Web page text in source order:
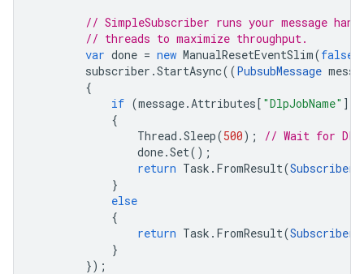
// SimpleSubscriber runs your message
// threads to maximize throughput.
var done = new ManualResetEventSlim(false
subscriber .StartAsync((PubsubMessage
{
if (message.Attributes[ "DlpJobName" ]
{
Thread .Sleep(500);
// Wait for
done.Set();
return Task . FromResult(
}
else
{
return Task . FromResult(
}
});